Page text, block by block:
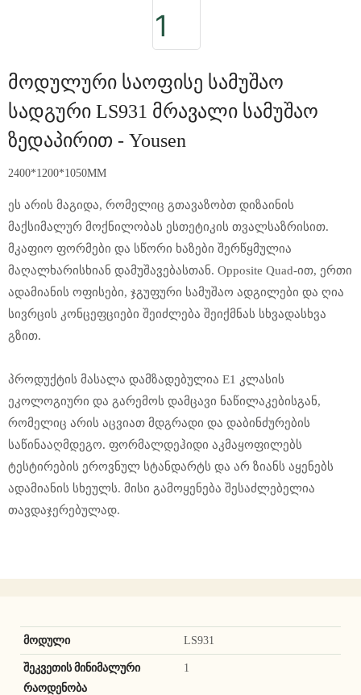
Მოდულური Საოფისე Სამუშაო
Სადგური LS931 Მრავალი Სამუშაო
Ზედაპირით - Yousen
2400*1200*1050MM
ეს არის მაგიდა, რომელიც გთავაზობთ დიზაინის
მაქსიმალურ მოქნილობას ესთეტიკის თვალსაზრისით.
მკაფიო ფორმები და სწორი ხაზები შერწყმულია
მაღალხარისხიან დამუშავებასთან. Opposite Quad-ით, ერთი
ადამიანის ოფისები, ჯგუფური სამუშაო ადგილები და ღია
სივრცის კონცეფციები შეიძლება შეიქმნას სხვადასხვა
გზით.
პროდუქტის მასალა დამზადებულია E1 კლასის
ეკოლოგიური და გარემოს დამცავი ნაწილაკებისგან,
რომელიც არის აცვიათ მდგრადი და დაბინძურების
საწინააღმდეგო. ფორმალდეჰიდი აკმაყოფილებს
ტესტირების ეროვნულ სტანდარტს და არ ზიანს აყენებს
ადამიანის სხეულს. მისი გამოყენება შესაძლებელია
თავდაჯერებულად.
მოდული LS931
შეკვეთის მინიმალური
რაოდენობა
1